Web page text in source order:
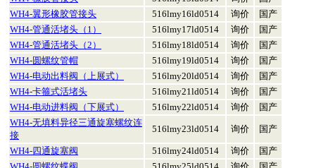
WH4-翼形橡胶管接头
516lmy16ld0514 询价
国产
WH4-管通活堵头（1）
516lmy17ld0514 询价
国产
WH4-管通活堵头（2）
516lmy18ld0514 询价
国产
WH4-圆螺纹管帽
516lmy19ld0514 询价
国产
WH4-电动出料阀（上展式）
516lmy20ld0514 询价
国产
WH4-卡箍式活堵头
516lmy21ld0514 询价
国产
WH4-电动进料阀（下展式）
516lmy22ld0514 询价
国产
WH4-无填料异径三通旋塞螺纹连
接
516lmy23ld0514 询价 国产
WH4-四通旋塞阀 516lmy24ld0514 询价
国产